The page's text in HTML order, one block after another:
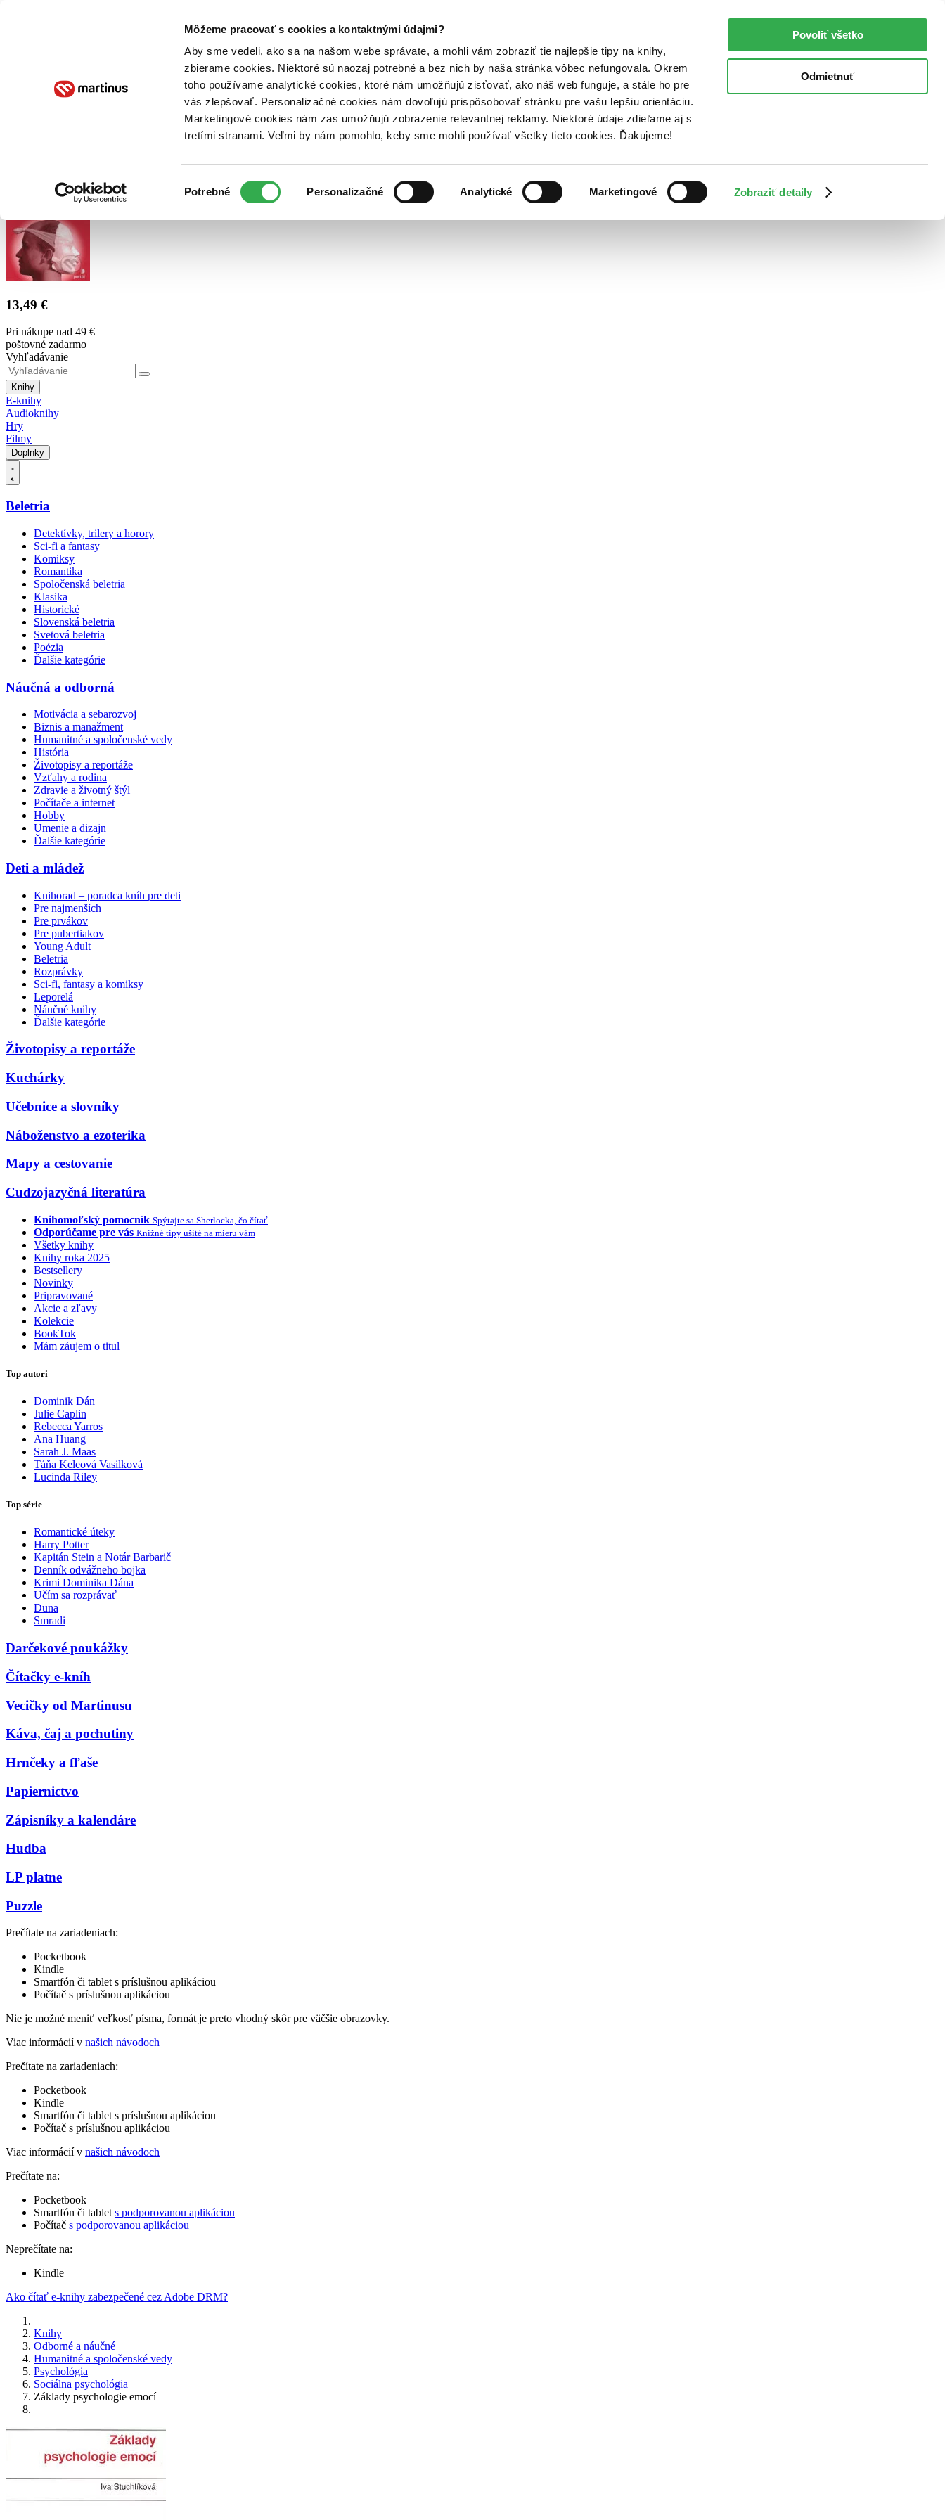
Môžeme pracovať s cookies a kontaktnými údajmi?
Aby sme vedeli, ako sa na našom webe správate, a mohli vám zobraziť tie najlepšie tipy na knihy,
zbierame cookies. Niektoré sú naozaj potrebné a bez nich by naša stránka vôbec nefungovala. Okrem
toho používame analytické cookies, ktoré nám umožňujú zisťovať, ako náš web funguje, a stále ho pre
vás zlepšovať. Personalizačné cookies nám dovoľujú prispôsobovať stránku pre vašu lepšiu orientáciu.
Marketingové cookies nám zas umožňujú zobrazenie relevantnej reklamy. Niektoré údaje zdieľame aj s
tretími stranami. Veľmi by nám pomohlo, keby sme mohli používať všetky tieto cookies. Ďakujeme!
súhlasu
Potrebné Personalizačné Analytické Marketingové Zobraziť detaily
Povoliť všetko
Odmietnuť
Poukážky Kontakt
13,49 €
Pri nákupe nad 49 €
poštovné zadarmo
Vyhľadávanie
Knihy
E-knihy
Audioknihy
Hry
Filmy
Doplnky
Beletria
Detektívky, trilery a horory
Sci-fi a fantasy
Komiksy
Romantika
Spoločenská beletria
Klasika
Historické
Slovenská beletria
Svetová beletria
Poézia
Ďalšie kategórie
Náučná a odborná
Motivácia a sebarozvoj
Biznis a manažment
Humanitné a spoločenské vedy
História
Životopisy a reportáže
Vzťahy a rodina
Zdravie a životný štýl
Počítače a internet
Hobby
Umenie a dizajn
Ďalšie kategórie
Deti a mládež
Knihorad – poradca kníh pre deti
Pre najmenších
Pre prvákov
Pre pubertiakov
Young Adult
Beletria
Rozprávky
Sci-fi, fantasy a komiksy
Leporelá
Náučné knihy
Ďalšie kategórie
Životopisy a reportáže
Kuchárky
Učebnice a slovníky
Náboženstvo a ezoterika
Mapy a cestovanie
Cudzojazyčná literatúra
Knihomoľský pomocník Spýtajte sa Sherlocka, čo čítať
Odporúčame pre vás Knižné tipy ušité na mieru vám
Všetky knihy
Knihy roka 2025
Bestsellery
Novinky
Pripravované
Akcie a zľavy
Kolekcie
BookTok
Mám záujem o titul
Top autori
Dominik Dán
Julie Caplin
Rebecca Yarros
Ana Huang
Sarah J. Maas
Táňa Keleová Vasilková
Lucinda Riley
Top série
Romantické úteky
Harry Potter
Kapitán Stein a Notár Barbarič
Denník odvážneho bojka
Krimi Dominika Dána
Učím sa rozprávať
Duna
Smradi
Darčekové poukážky
Čítačky e-kníh
Vecičky od Martinusu
Káva, čaj a pochutiny
Hrnčeky a fľaše
Papiernictvo
Zápisníky a kalendáre
Hudba
LP platne
Puzzle
Prečítate na zariadeniach:
Pocketbook
Kindle
Smartfón či tablet s príslušnou aplikáciou
Počítač s príslušnou aplikáciou
Nie je možné meniť veľkosť písma, formát je preto vhodný skôr pre väčšie obrazovky.
Viac informácií v našich návodoch
Prečítate na zariadeniach:
Pocketbook
Kindle
Smartfón či tablet s príslušnou aplikáciou
Počítač s príslušnou aplikáciou
Viac informácií v našich návodoch
Prečítate na:
Pocketbook
Smartfón či tablet s podporovanou aplikáciou
Počítač s podporovanou aplikáciou
Neprečítate na:
Kindle
Ako čítať e-knihy zabezpečené cez Adobe DRM?
Knihy
Odborné a náučné
Humanitné a spoločenské vedy
Psychológia
Sociálna psychológia
Základy psychologie emocí